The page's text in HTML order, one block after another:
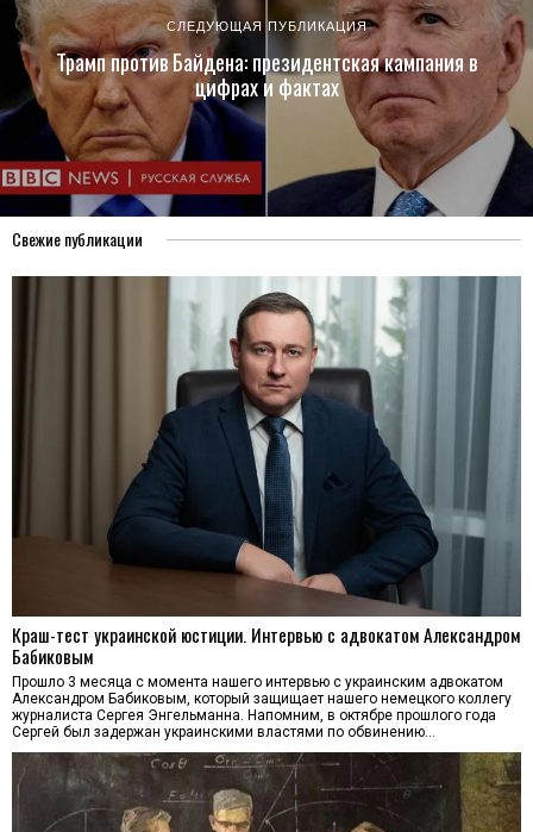
СЛЕДУЮЩАЯ ПУБЛИКАЦИЯ
Трамп против Байдена: президентская кампания в
цифрах и фактах
Свежие публикации
Краш-тест украинской юстиции. Интервью с адвокатом Александром
Бабиковым
Прошло 3 месяца с момента нашего интервью с украинским адвокатом
Александром Бабиковым, который защищает нашего немецкого коллегу
журналиста Сергея Энгельманна. Напомним, в октябре прошлого года
Сергей был задержан украинскими властями по обвинению…